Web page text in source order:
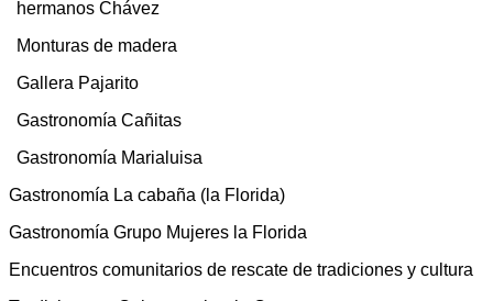
hermanos Chávez
Monturas de madera
Gallera Pajarito
Gastronomía Cañitas
Gastronomía Marialuisa
Gastronomía La cabaña (la Florida)
Gastronomía Grupo Mujeres la Florida
Encuentros comunitarios de rescate de tradiciones y cultura